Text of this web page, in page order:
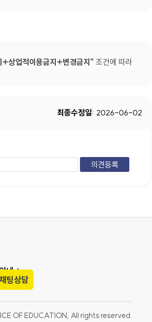
+상업적이용금지+변경금지
조건에 따라
최종수정일: 2026-06-02
내
팅상담
OF EDUCATION, All rights reserved.